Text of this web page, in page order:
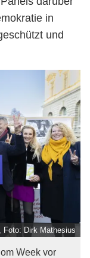
Dirk Mathesius
Week vor
in
und